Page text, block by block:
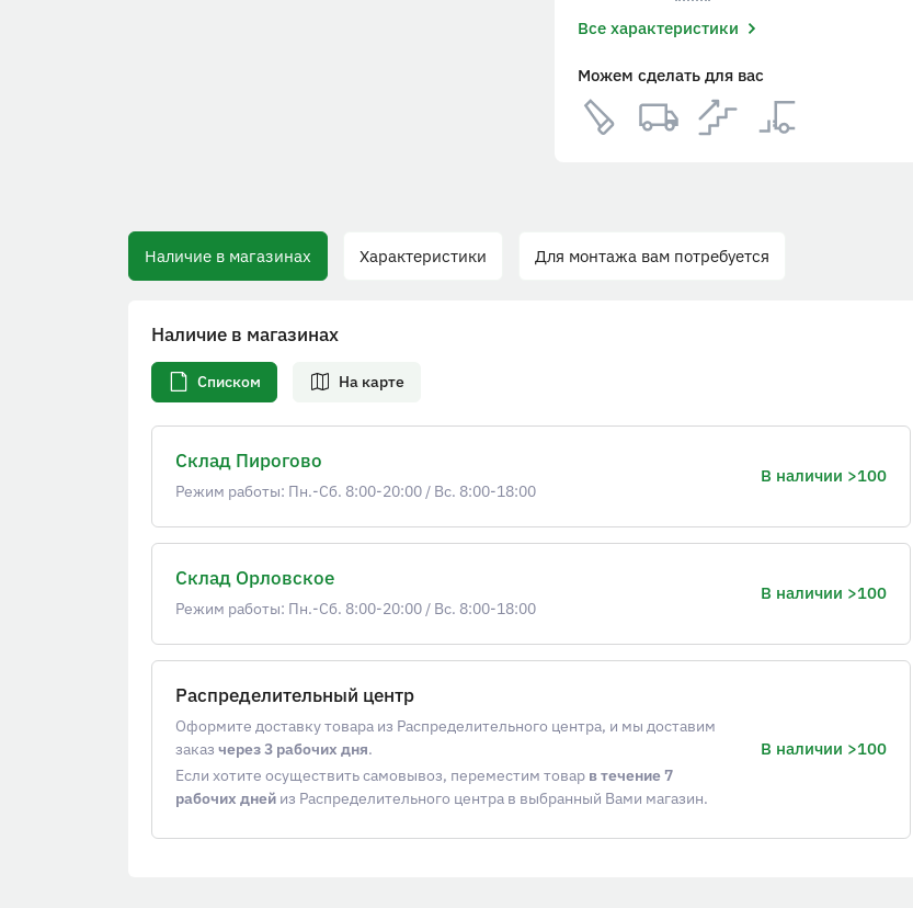
Все характеристики
Можем сделать для вас
Наличие в магазинах Характеристики Для монтажа вам потребуется
Наличие в магазинах
Списком На карте
Склад Пирогово
Режим работы: Пн.-Сб. 8:00-20:00 / Вс. 8:00-18:00
В наличии >100
Склад Орловское
Режим работы: Пн.-Сб. 8:00-20:00 / Вс. 8:00-18:00
В наличии >100
Распределительный центр
Оформите доставку товара из Распределительного центра, и мы доставим
заказ через 3 рабочих дня.
Если хотите осуществить самовывоз, переместим товар в течение 7
рабочих дней из Распределительного центра в выбранный Вами магазин.
В наличии >100